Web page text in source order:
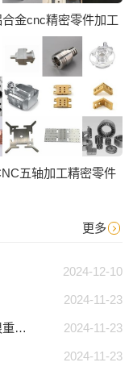
合金cnc精密零件加工
五轴加工精密零件
更多
2024-12-10
2024-11-23
2024-11-23
为什么切削液对于有效的 CNC 加工很重要？
2024-11-23